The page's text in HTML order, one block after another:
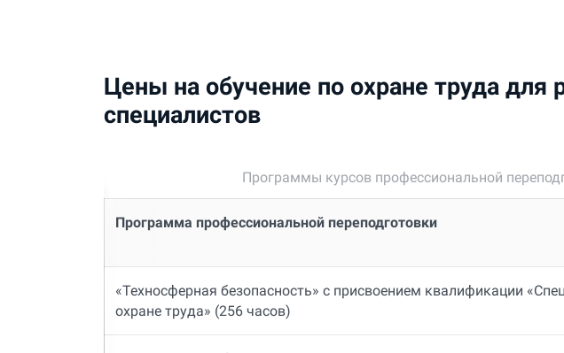
Цены на обучение по охране труда для
специалистов
Программы курсов профессиональной
Программа профессиональной переподготовки
«Техносферная безопасность» с присвоением квалификации
охране труда» (256 часов)